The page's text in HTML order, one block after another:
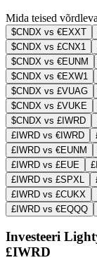
Mida teised
$CNDX vs €EXXT
$CNDX vs £CNX1
$CNDX vs €EUNM
$CNDX vs €EXW1
$CNDX vs £VUAG
$CNDX vs £VUKE
$CNDX vs £IWRD
£IWRD vs €IWRD
£IWRD vs €EUNM
£IWRD vs £EUE
£IWRD vs £SPXL
£IWRD vs £CUKX
£IWRD vs €EQQQ
Investeeri
£IWRD